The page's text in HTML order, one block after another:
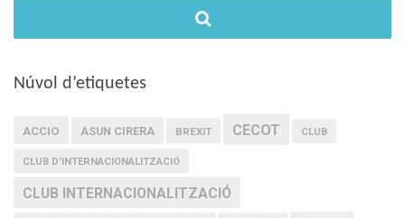
Núvol d’etiquetes
ACCIO ASUN CIRERA BREXIT CECOT CLUB
CLUB D'INTERNACIONALITZACIÓ
CLUB INTERNACIONALITZACIÓ